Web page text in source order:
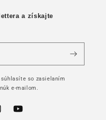
a získajte
so zasielaním
e-mailom.
YouTube